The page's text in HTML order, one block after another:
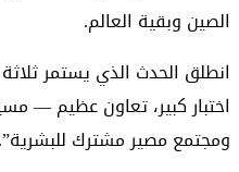
الصين وبقية العالم.
انطلق الحدث الذي يستمر
اختبار كبير، تعاون عظيم —
ومجتمع مصير مشترك للبشرية”.